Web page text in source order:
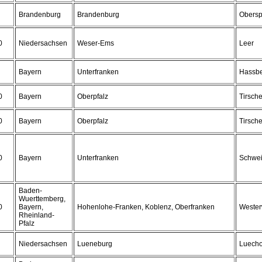
Brandenburg Brandenburg
Niedersachsen Weser-Ems Leer
Bayern Unterfranken
Bayern Oberpfalz
Bayern Oberpfalz
Bayern Unterfranken
Baden-
Wuerttemberg,
Bayern,
Rheinland-
Pfalz
Hohenlohe-Franken, Koblenz, Oberfranken
Niedersachsen Lueneburg